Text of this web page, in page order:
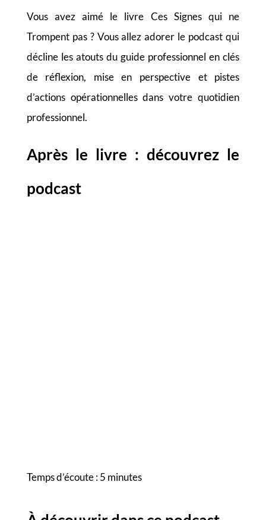
Vous avez aimé le livre Ces Signes qui ne
Trompent pas ? Vous allez adorer le podcast qui
décline les atouts du guide professionnel en clés
de réflexion, mise en perspective et pistes
d’actions opérationnelles dans votre quotidien
professionnel.
Après le livre : découvrez le
podcast
Temps d’écoute : 5 minutes